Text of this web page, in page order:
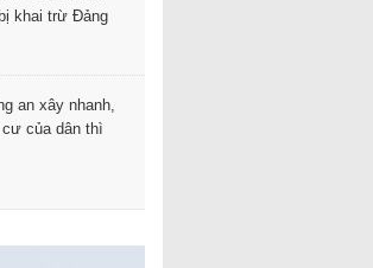
khai trừ Đảng
an xây nhanh,
của dân thì